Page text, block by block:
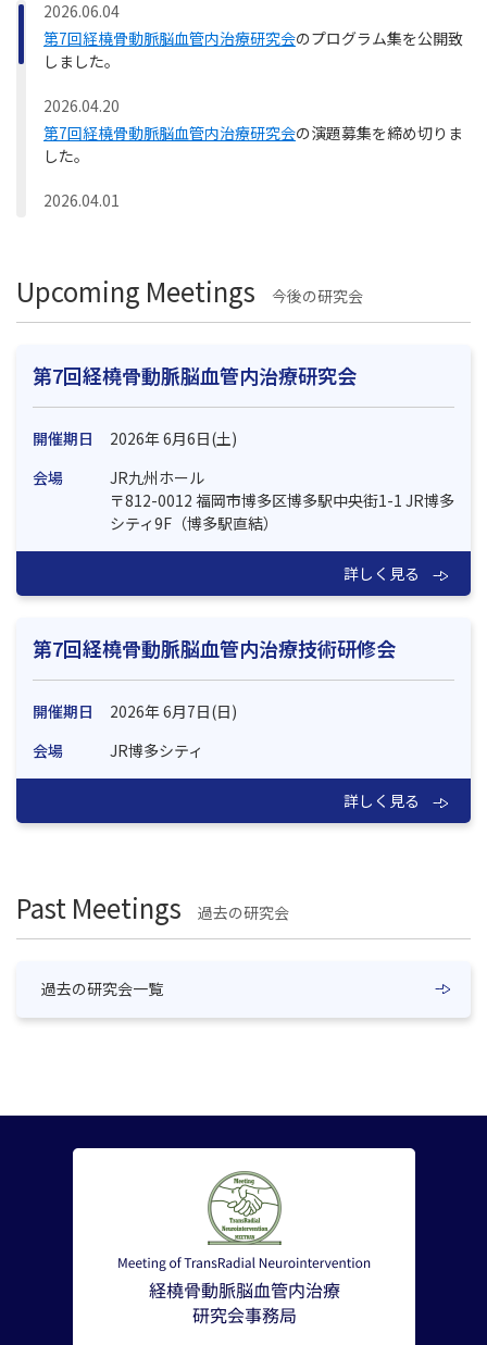
2026.06.04
第7回経橈骨動脈脳血管内治療研究会のプログラム集を公開致
しました。
2026.04.20
第7回経橈骨動脈脳血管内治療研究会の演題募集を締め切りま
した。
2026.04.01
2026.01.19
第2回TRN Case-Diving Conference (TCDC) Hokkaidoのご報
2025.11.28
しました。
2025.11.28
第6回TRN技術研修会のご報告と御礼を掲載しました
2025.11.28
第1回TRN Case-Diving Conference（TCDC）Kagoshimaの
ご報告を掲載しました
2025.08.05
第7回TRN研究会及び第7回TRN技術研修会のご案内を公開し
ました。
Upcoming Meetings 今後の研究会
第7回経橈骨動脈脳血管内治療研究会
開催期日
2026年 6月6日(土)
会場
JR九州ホール
〒812-0012 福岡市博多区博多駅中央街1-1 JR博多
シティ9F（博多駅直結）
詳しく見る
第7回経橈骨動脈脳血管内治療技術研修会
開催期日
2026年 6月7日(日)
会場
JR博多シティ
詳しく見る
Past Meetings 過去の研究会
過去の研究会一覧